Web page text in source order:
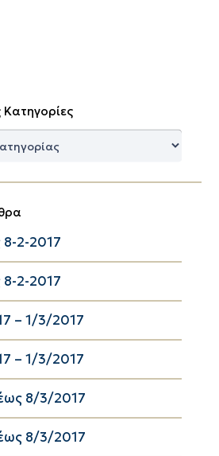
Κατηγορίες
8-2-2017
8-2-2017
– 1/3/2017
– 1/3/2017
8/3/2017
8/3/2017